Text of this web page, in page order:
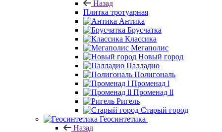
Назад
Плитка тротуарная
Антика
Брусчатка
Классика
Мегаполис
Новый город
Палладио
Полигональ
Променад l
Променад ll
Ригель
Старый город
Геосинтетика
Назад